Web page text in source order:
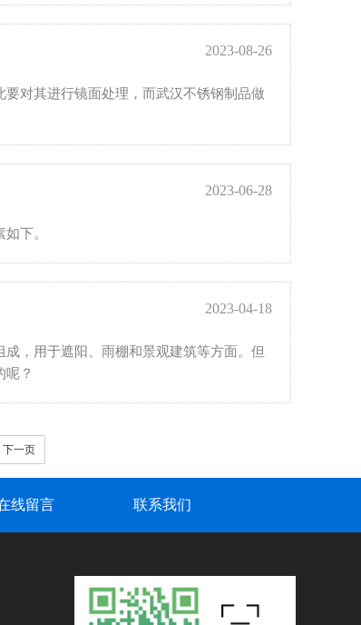
2023-08-26
对其进行镜面处理，而武汉不锈钢制品做
2023-06-28
下。
2023-04-18
，用于遮阳、雨棚和景观建筑等方面。但
呢？
下一页
线留言 联系我们